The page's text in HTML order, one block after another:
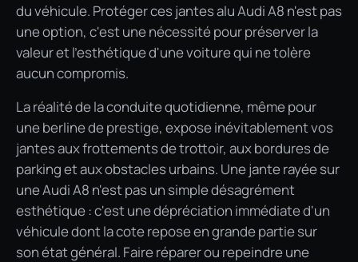
du véhicule. Protéger ces jantes alu Audi A8 n'est pas
une option, c'est une nécessité pour préserver la
valeur et l'esthétique d'une voiture qui ne tolère
aucun compromis.
La réalité de la conduite quotidienne, même pour
une berline de prestige, expose inévitablement vos
jantes aux frottements de trottoir, aux bordures de
parking et aux obstacles urbains. Une jante rayée sur
une Audi A8 n'est pas un simple désagrément
esthétique : c'est une dépréciation immédiate d'un
véhicule dont la cote repose en grande partie sur
son état général. Faire réparer ou repeindre une